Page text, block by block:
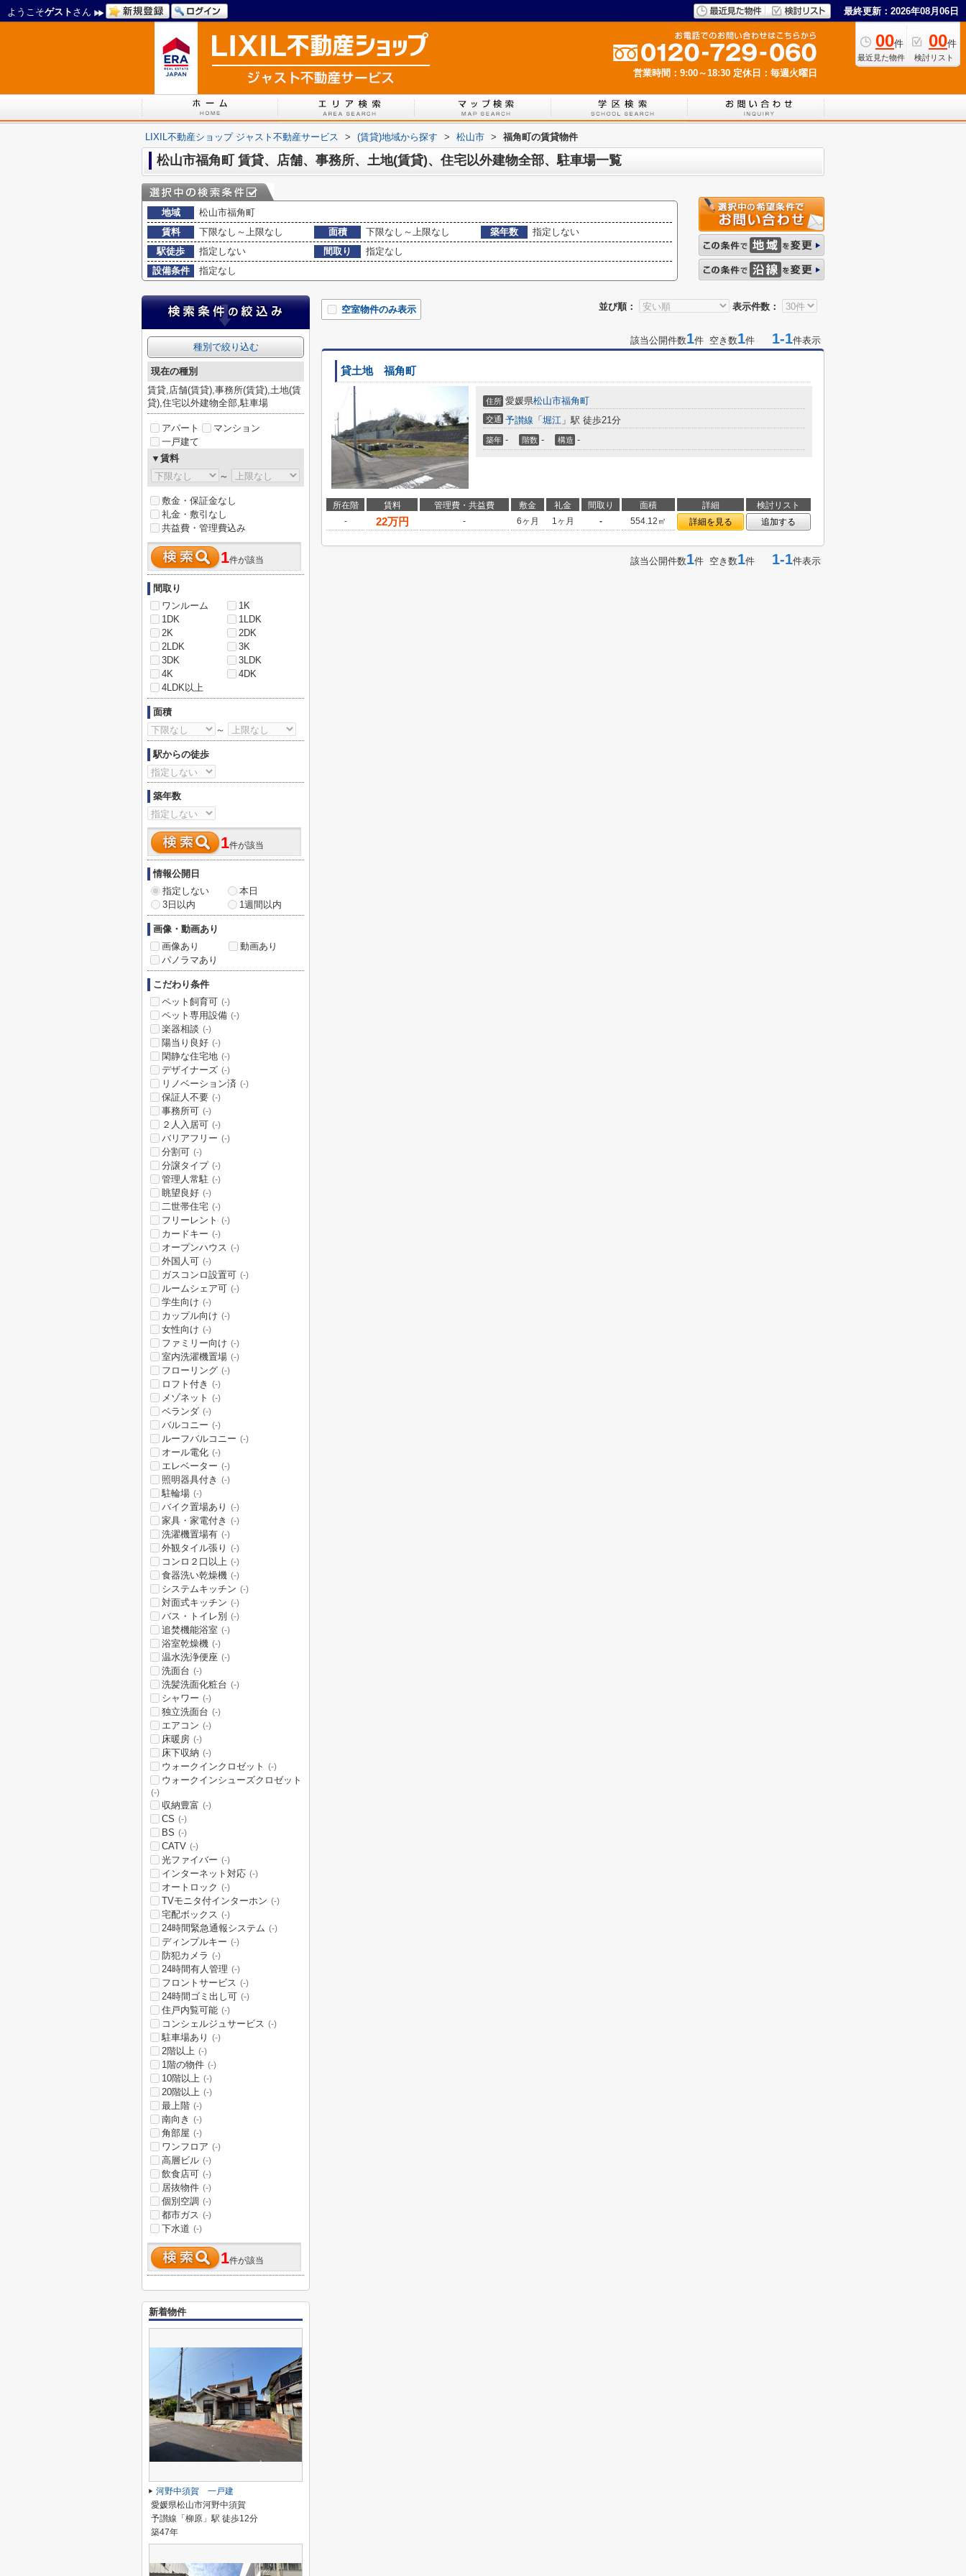
ようこそゲスト さん 最終更新：2026年08月06日
00件
最近見た物件
00件
検討リスト
営業時間：9:00～18:30 定休日：毎週火曜日
LIXIL不動産ショップ ジャスト不動産サービス > (賃貸)地域から探す > 松山市 > 福角町の賃貸物件
松山市福角町 賃貸、店舗、事務所、土地(賃貸)、住宅以外建物全部、駐車場一覧
地域
松山市福角町
賃料
下限なし～上限なし 面積 下限なし～上限なし 築年数
指定しない
駅徒歩
指定しない 間取り
指定なし
設備条件
指定なし
並び順： 表示件数：
空室物件のみ表示
該当公開件数1件 空き数1件 1-1件表示
貸土地 福角町
住所 愛媛県松山市福角町
交通 予讃線 「 堀江 」駅 徒歩21分
築年 - 階数 - 構造 -
所在階 賃料 管理費・共益費 敷金 礼金 間取り 面積 詳細
検討リスト
-
22万円 - 6ヶ月 1ヶ月 - 554.12㎡ 詳細を見る 追加する
該当公開件数1件 空き数1件 1-1件表示
種別で絞り込む
現在の種別
賃貸,店舗(賃貸),事務所(賃貸),土地(賃
貸),住宅以外建物全部,駐車場
アパート
マンション
一戸建て
▼賃料
～
敷金・保証金なし
礼金・敷引なし
共益費・管理費込み
1件が該当
間取り
ワンルーム
1K
1DK
1LDK
2K
2DK
2LDK
3K
3DK
3LDK
4K
4DK
4LDK以上
面積
～
駅からの徒歩
築年数
1件が該当
情報公開日
指定しない
本日
3日以内
1週間以内
画像・動画あり
画像あり
動画あり
パノラマあり
こだわり条件
ペット飼育可 (-)
ペット専用設備 (-)
楽器相談 (-)
陽当り良好 (-)
閑静な住宅地 (-)
デザイナーズ (-)
リノベーション済 (-)
保証人不要 (-)
事務所可 (-)
２人入居可 (-)
バリアフリー (-)
分割可 (-)
分譲タイプ (-)
管理人常駐 (-)
眺望良好 (-)
二世帯住宅 (-)
フリーレント (-)
カードキー (-)
オープンハウス (-)
外国人可 (-)
ガスコンロ設置可 (-)
ルームシェア可 (-)
学生向け (-)
カップル向け (-)
女性向け (-)
ファミリー向け (-)
室内洗濯機置場 (-)
フローリング (-)
ロフト付き (-)
メゾネット (-)
ベランダ (-)
バルコニー (-)
ルーフバルコニー (-)
オール電化 (-)
エレベーター (-)
照明器具付き (-)
駐輪場 (-)
バイク置場あり (-)
家具・家電付き (-)
洗濯機置場有 (-)
外観タイル張り (-)
コンロ２口以上 (-)
食器洗い乾燥機 (-)
システムキッチン (-)
対面式キッチン (-)
バス・トイレ別 (-)
追焚機能浴室 (-)
浴室乾燥機 (-)
温水洗浄便座 (-)
洗面台 (-)
洗髪洗面化粧台 (-)
シャワー (-)
独立洗面台 (-)
エアコン (-)
床暖房 (-)
床下収納 (-)
ウォークインクロゼット (-)
ウォークインシューズクロゼット
(-)
収納豊富 (-)
CS (-)
BS (-)
CATV (-)
光ファイバー (-)
インターネット対応 (-)
オートロック (-)
TVモニタ付インターホン (-)
宅配ボックス (-)
24時間緊急通報システム (-)
ディンプルキー (-)
防犯カメラ (-)
24時間有人管理 (-)
フロントサービス (-)
24時間ゴミ出し可 (-)
住戸内覧可能 (-)
コンシェルジュサービス (-)
駐車場あり (-)
2階以上 (-)
1階の物件 (-)
10階以上 (-)
20階以上 (-)
最上階 (-)
南向き (-)
角部屋 (-)
ワンフロア (-)
高層ビル (-)
飲食店可 (-)
居抜物件 (-)
個別空調 (-)
都市ガス (-)
下水道 (-)
1件が該当
新着物件
河野中須賀 一戸建
愛媛県松山市河野中須賀
予讃線「柳原」駅 徒歩12分
築47年